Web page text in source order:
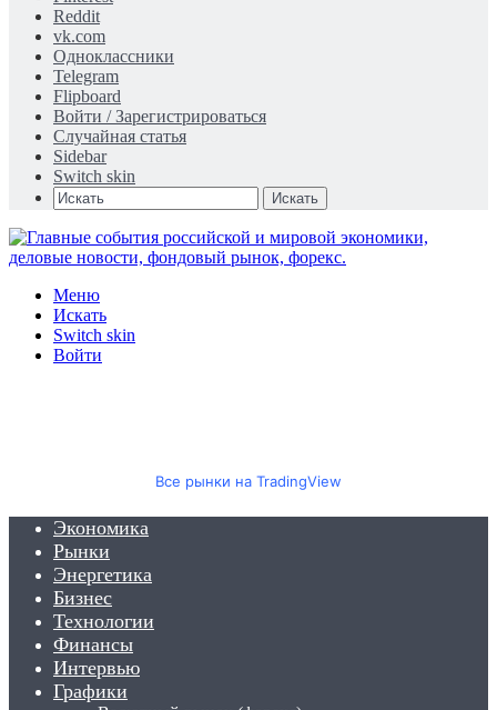
Reddit
vk.com
Одноклассники
Telegram
Flipboard
Войти / Зарегистрироваться
Случайная статья
Sidebar
Switch skin
Искать
Меню
Искать
Switch skin
Войти
Все рынки на TradingView
Экономика
Рынки
Энергетика
Бизнес
Технологии
Финансы
Интервью
Графики